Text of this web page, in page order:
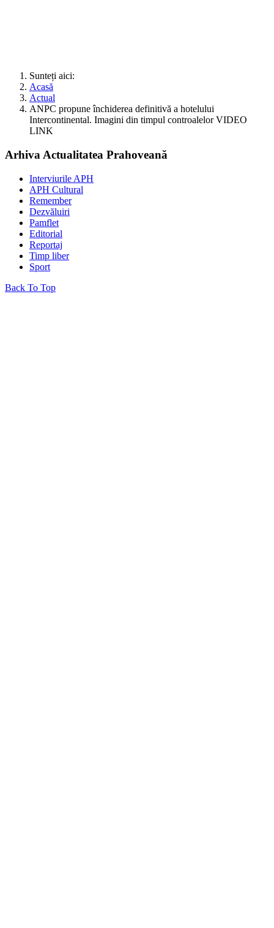
Sunteți aici:
Acasă
Actual
ANPC propune închiderea definitivă a hotelului
Intercontinental. Imagini din timpul controalelor VIDEO
LINK
Arhiva Actualitatea Prahoveană
Interviurile APH
APH Cultural
Remember
Dezvăluiri
Pamflet
Editorial
Reportaj
Timp liber
Sport
Back To Top